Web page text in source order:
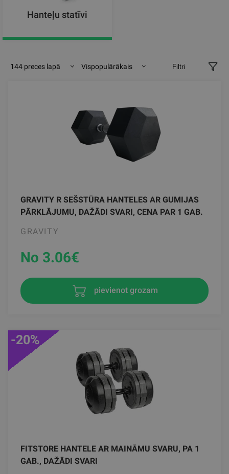
Hanteļu statīvi
144 preces lapā Vispopulārākais Filtri
GRAVITY R SEŠSTŪRA HANTELES AR GUMIJAS
PĀRKLĀJUMU, DAŽĀDI SVARI, CENA PAR 1 GAB.
GRAVITY
No 3.06€
pievienot grozam
FITSTORE HANTELE AR MAINĀMU SVARU, PA 1
GAB., DAŽĀDI SVARI
-20%